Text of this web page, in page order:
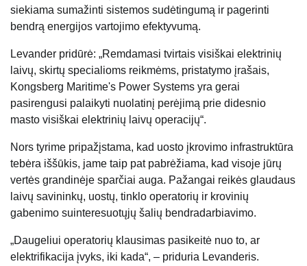
siekiama sumažinti sistemos sudėtingumą ir pagerinti
bendrą energijos vartojimo efektyvumą.
Levander pridūrė: „Remdamasi tvirtais visiškai elektrinių
laivų, skirtų specialioms reikmėms, pristatymo įrašais,
Kongsberg Maritime's Power Systems yra gerai
pasirengusi palaikyti nuolatinį perėjimą prie didesnio
masto visiškai elektrinių laivų operacijų“.
Nors tyrime pripažįstama, kad uosto įkrovimo infrastruktūra
tebėra iššūkis, jame taip pat pabrėžiama, kad visoje jūrų
vertės grandinėje sparčiai auga. Pažangai reikės glaudaus
laivų savininkų, uostų, tinklo operatorių ir krovinių
gabenimo suinteresuotųjų šalių bendradarbiavimo.
„Daugeliui operatorių klausimas pasikeitė nuo to, ar
elektrifikacija įvyks, iki kada“, – priduria Levanderis.